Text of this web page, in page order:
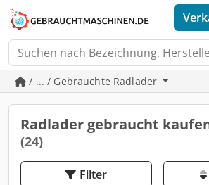
/ ... / Gebrauchte Radlader
Radlader gebraucht
(24)
Filter